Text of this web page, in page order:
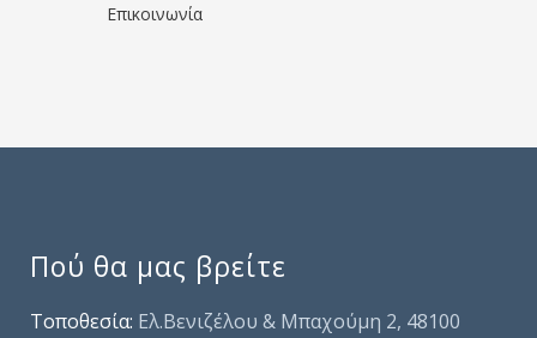
Επικοινωνία
Πού θα μας βρείτε
Τοποθεσία: Ελ.Βενιζέλου & Μπαχούμη 2, 48100